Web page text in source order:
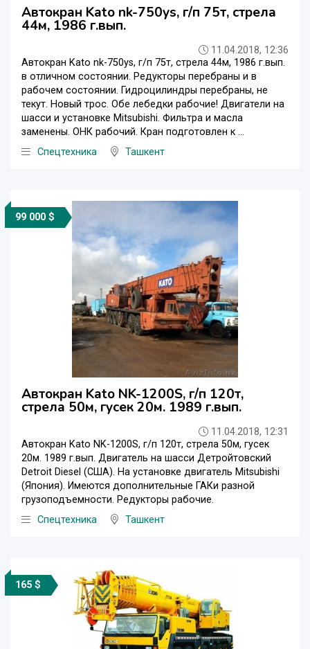
Автокран Kato nk-750ys, г/п 75т, стрела
44м, 1986 г.вып.
11.04.2018, 12:36
Автокран Kato nk-750ys, г/п 75т, стрела 44м, 1986 г.вып.
в отличном состоянии. Редукторы перебраны и в
рабочем состоянии. Гидроцилиндры перебраны, не
текут. Новый трос. Обе лебедки рабочие! Двигатели на
шасси и установке Mitsubishi. Фильтра и масла
заменены. ОНК рабочий. Кран подготовлен к ...
Спецтехника
Ташкент
99 000 $
Автокран Kato NK-1200S, г/п 120т,
стрела 50м, гусек 20м. 1989 г.вып.
11.04.2018, 12:31
Автокран Kato NK-1200S, г/п 120т, стрела 50м, гусек
20м. 1989 г.вып. Двигатель на шасси Детройтовский
Detroit Diesel (США). На установке двигатель Mitsubishi
(Япония). Имеются дополнительные ГАКи разной
грузоподъемности. Редукторы рабочие.
Спецтехника
Ташкент
165 $